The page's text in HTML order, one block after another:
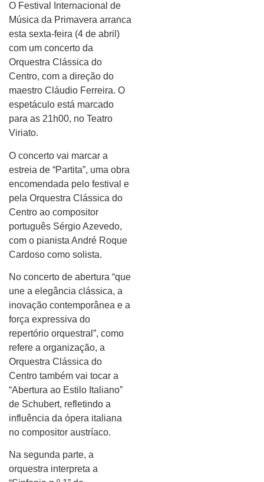
O Festival Internacional de
Música da Primavera arranca
esta sexta-feira (4 de abril)
com um concerto da
Orquestra Clássica do
Centro, com a direção do
maestro Cláudio Ferreira. O
espetáculo está marcado
para as 21h00, no Teatro
Viriato.
O concerto vai marcar a
estreia de “Partita”, uma obra
encomendada pelo festival e
pela Orquestra Clássica do
Centro ao compositor
português Sérgio Azevedo,
com o pianista André Roque
Cardoso como solista.
No concerto de abertura “que
une a elegância clássica, a
inovação contemporânea e a
força expressiva do
repertório orquestral”, como
refere a organização, a
Orquestra Clássica do
Centro também vai tocar a
“Abertura ao Estilo Italiano”
de Schubert, refletindo a
influência da ópera italiana
no compositor austríaco.
Na segunda parte, a
orquestra interpreta a